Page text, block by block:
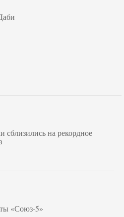
сблизились на рекордное
«Союз‑5»